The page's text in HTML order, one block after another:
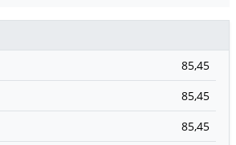
85,45
85,45
85,45